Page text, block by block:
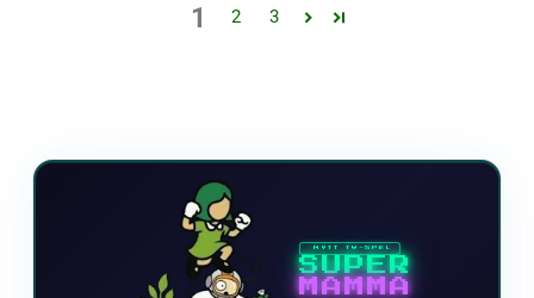
1 2 3
NYTT TV-SPEL
SUPER
MAMMA